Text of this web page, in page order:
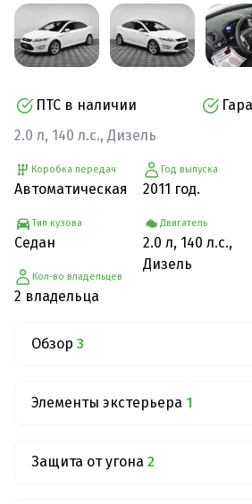
ПТС в наличии
2.0 л, 140 л.с., Дизель
Коробка передач
Автоматическая
Тип кузова
Седан
Кол-во владельцев
2 владельца
Год выпуска
2011 год.
Двигатель
2.0 л, 140 л.с.,
Дизель
Обзор 3
Элементы экстерьера 1
Защита от угона 2